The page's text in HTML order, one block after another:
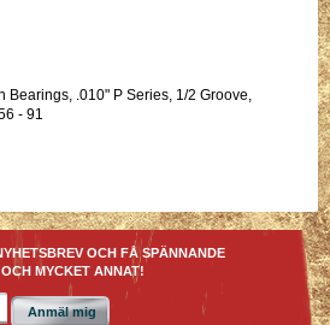
Bearings, .010" P Series, 1/2 Groove,
- 91
OCH FÅ SPÄNNANDE
MYCKET ANNAT!
Anmäl mig